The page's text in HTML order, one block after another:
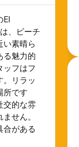
El
、ビーチ
い素晴ら
る魅力的
ッフはフ
。リラッ
所です
交的な雰
せん。
合がある